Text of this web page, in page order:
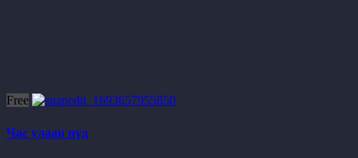
Free
Час улаан нүд